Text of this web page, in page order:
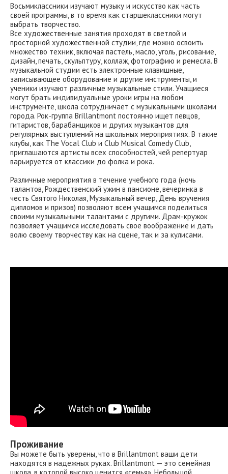
Восьмиклассники изучают музыку и искусство как часть
своей программы, в то время как старшеклассники могут
выбрать творчество.
Все художественные занятия проходят в светлой и
просторной художественной студии, где можно освоить
множество техник, включая пастель, масло, уголь, рисование,
дизайн, печать, скульптуру, коллаж, фотографию и ремесла. В
музыкальной студии есть электронные клавишные,
записывающее оборудование и другие инструменты, и
ученики изучают различные музыкальные стили. Учащиеся
могут брать индивидуальные уроки игры на любом
инструменте, школа сотрудничает с музыкальными школами
города. Рок-группа Brillantmont постоянно ищет певцов,
гитаристов, барабанщиков и других музыкантов для
регулярных выступлений на школьных мероприятиях. В такие
клубы, как The Vocal Club и Club Musical Comedy Club,
приглашаются артисты всех способностей, чей репертуар
варьируется от классики до фолка и рока.
Различные мероприятия в течение учебного года (ночь
талантов, Рождественский ужин в пансионе, вечеринка в
честь Святого Николая, Музыкальный вечер, День вручения
дипломов и призов) позволяют всем учащимся поделиться
своими музыкальными талантами с другими. Драм-кружок
позволяет учащимся исследовать свое воображение и дать
волю своему творчеству как на сцене, так и за кулисами.
Проживание
Вы можете быть уверены, что в Brillantmont ваши дети
находятся в надежных руках. Brillantmont — это семейная